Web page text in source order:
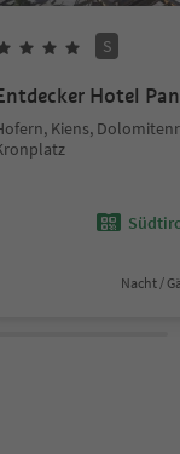
S
Hotel
Kiens,
Nacht /